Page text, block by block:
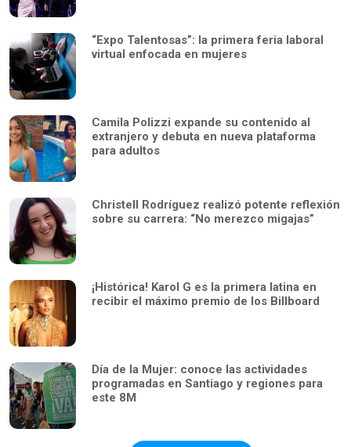
“Expo Talentosas”: la primera feria laboral
virtual enfocada en mujeres
Camila Polizzi expande su contenido al
extranjero y debuta en nueva plataforma
para adultos
Christell Rodríguez realizó potente reflexión
sobre su carrera: “No merezco migajas”
¡Histórica! Karol G es la primera latina en
recibir el máximo premio de los Billboard
Día de la Mujer: conoce las actividades
programadas en Santiago y regiones para
este 8M